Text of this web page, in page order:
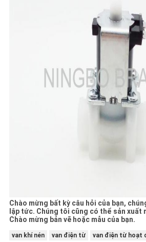
Chào mừng bất kỳ câu hỏi của bạn,
lập tức. Chúng tôi cũng có thể sản xuất
Chào mừng bản vẽ hoặc mẫu của bạn.
van khí nén van điện từ van điện từ hoạt